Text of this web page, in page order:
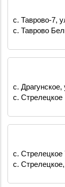
с. Таврово-7,
с. Таврово
с. Драгунское,
с. Стрелецкое
с.
с. Стрелецкое,